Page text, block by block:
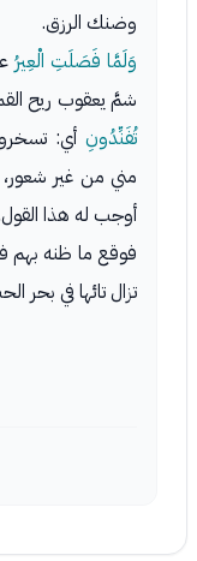
وضنك الرزق.
وَلَمَّا فَصَلَتِ الْعِيرُ
شمَّ يعقوب ريح
تُفَنِّدُونِ أي:
مني من غير
أوجب له هذا
فوقع ما ظنه بهم
تزال تائها في بحر